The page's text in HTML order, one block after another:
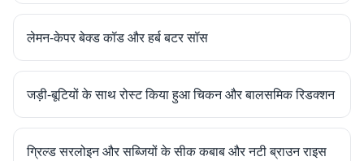
लेमन-केपर बेक्ड कॉड और हर्ब बटर सॉस
जड़ी-बूटियों के साथ रोस्ट किया हुआ चिकन और बालसमिक रिडक्शन
ग्रिल्ड सरलोइन और सब्जियों के सीक कबाब और नटी ब्राउन राइस